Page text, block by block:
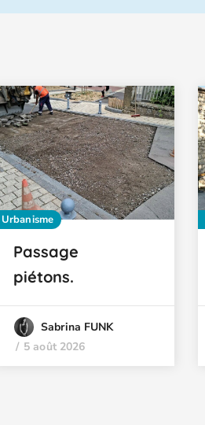
Urbanisme
Passage
piétons.
Sabrina FUNK
5 août 2026